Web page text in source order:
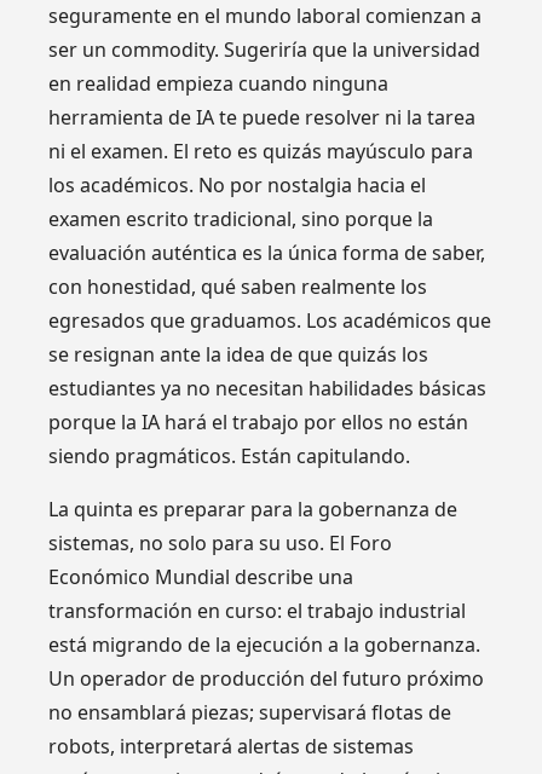
seguramente en el mundo laboral comienzan a
ser un commodity. Sugeriría que la universidad
en realidad empieza cuando ninguna
herramienta de IA te puede resolver ni la tarea
ni el examen. El reto es quizás mayúsculo para
los académicos. No por nostalgia hacia el
examen escrito tradicional, sino porque la
evaluación auténtica es la única forma de saber,
con honestidad, qué saben realmente los
egresados que graduamos. Los académicos que
se resignan ante la idea de que quizás los
estudiantes ya no necesitan habilidades básicas
porque la IA hará el trabajo por ellos no están
siendo pragmáticos. Están capitulando.
La quinta es preparar para la gobernanza de
sistemas, no solo para su uso. El Foro
Económico Mundial describe una
transformación en curso: el trabajo industrial
está migrando de la ejecución a la gobernanza.
Un operador de producción del futuro próximo
no ensamblará piezas; supervisará flotas de
robots, interpretará alertas de sistemas